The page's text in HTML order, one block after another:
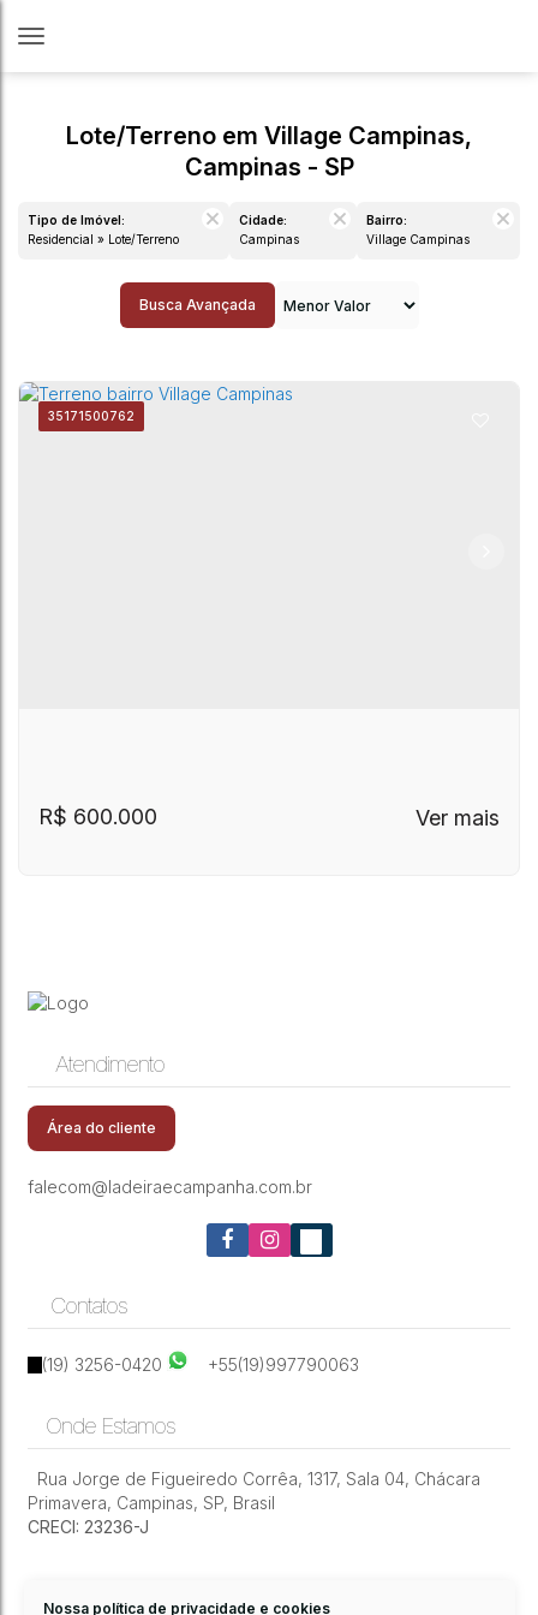
Nossa política de privacidade e cookies
Lote/Terreno em Village Campinas,
Campinas - SP
Tipo de Imóvel:
Residencial » Lote/Terreno
Cidade:
Campinas
Bairro:
Village Campinas
Busca Avançada
35171500762
Terreno bairro Village Campinas
R$ 600.000
Village Campinas ,Campinas,São Paulo,Brasil
Atendimento
Área do cliente
falecom@ladeiraecampanha.com.br
Contatos
(19) 3256-0420 +55(19)997790063
Onde Estamos
Rua Jorge de Figueiredo Corrêa, 1317, Sala 04, Chácara
Primavera, Campinas, SP, Brasil
CRECI: 23236-J